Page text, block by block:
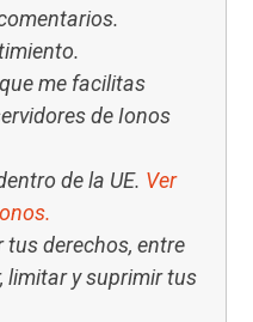
me facilitas
de Ionos
de la UE. Ver
tus derechos, entre
limitar y suprimir tus